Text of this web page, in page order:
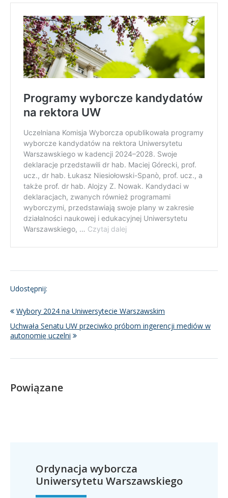
Udostępnij:
Wybory 2024 na Uniwersytecie Warszawskim
Uchwała Senatu UW przeciwko próbom ingerencji mediów w
autonomię uczelni
Powiązane
Ordynacja wyborcza
Uniwersytetu Warszawskiego